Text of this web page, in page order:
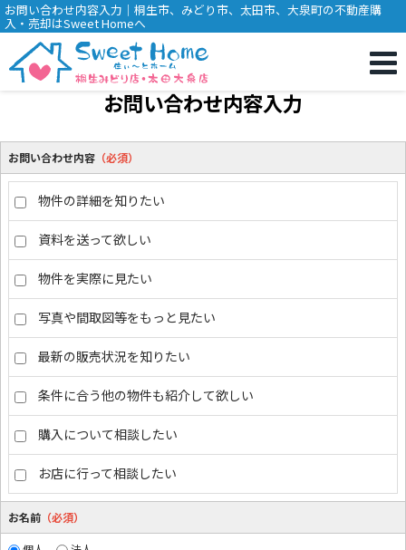
お問い合わせ内容入力｜桐生市、みどり市、太田市、大泉町の不動産購
入・売却はSweet Homeへ
お問い合わせ内容入力
お問い合わせ内容 （必須）
物件の詳細を知りたい
資料を送って欲しい
物件を実際に見たい
写真や間取図等をもっと見たい
最新の販売状況を知りたい
条件に合う他の物件も紹介して欲しい
購入について相談したい
お店に行って相談したい
お名前 （必須）